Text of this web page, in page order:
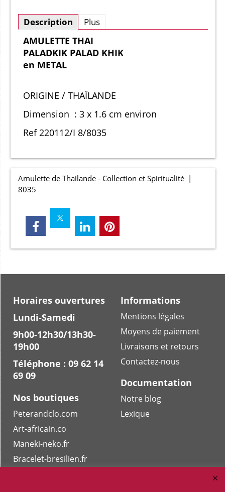
Description Plus
AMULETTE THAI
PALADKIK PALAD KHIK
en METAL
ORIGINE / THAÏLANDE
Dimension : 3 x 1.6 cm environ
Ref 220112/I 8/8035
Amulette de Thailande - Collection et Spiritualité
8035
Informations
Mentions légales
Moyens de paiement
Livraisons et retours
Contactez-nous
Horaires ouvertures
Lundi-Samedi
9h00-12h30/13h30-
19h00
Téléphone : 09 62 14
69 09
Documentation
Notre blog
Lexique
Nos boutiques
Peterandclo.com
Art-africain.co
Maneki-neko.fr
Bracelet-bresilien.fr